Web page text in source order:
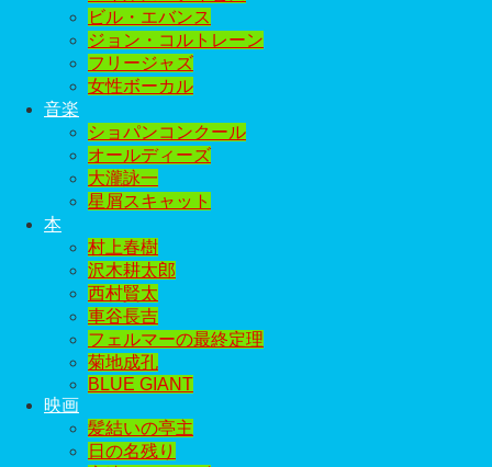
ビル・エバンス
ジョン・コルトレーン
フリージャズ
女性ボーカル
音楽
ショパンコンクール
オールディーズ
大瀧詠一
星屑スキャット
本
村上春樹
沢木耕太郎
西村賢太
車谷長吉
フェルマーの最終定理
菊地成孔
BLUE GIANT
映画
髪結いの亭主
日の名残り